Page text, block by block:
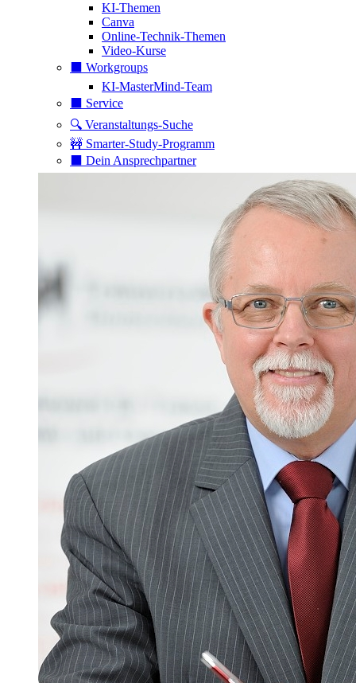
KI-Themen
Canva
Online-Technik-Themen
Video-Kurse
⬛️ Workgroups
KI-MasterMind-Team
⬛️ Service
🔍 Veranstaltungs-Suche
🚧 Smarter-Study-Programm
⬛️ Dein Ansprechpartner